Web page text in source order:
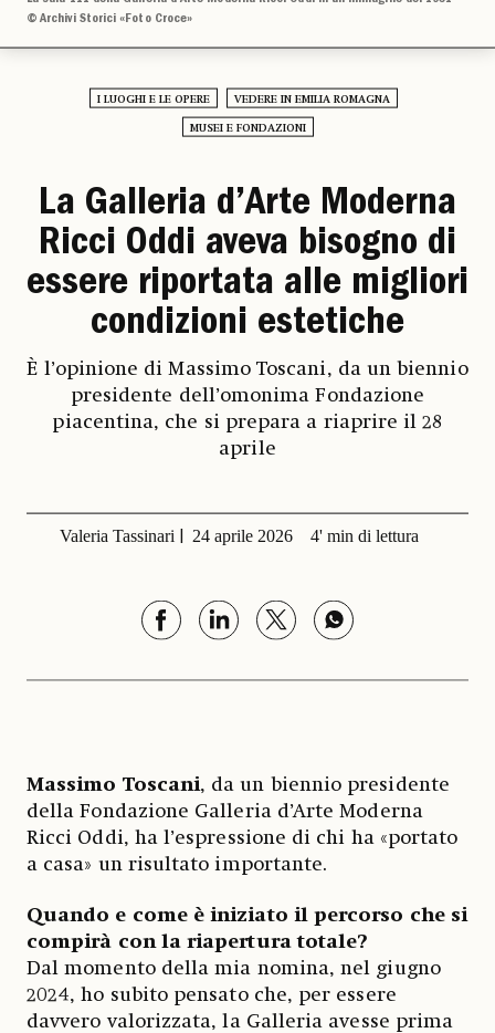
© Archivi Storici «Foto Croce»
I LUOGHI E LE OPERE VEDERE IN EMILIA ROMAGNA
MUSEI E FONDAZIONI
La Galleria d’Arte Moderna
Ricci Oddi aveva bisogno di
essere riportata alle migliori
condizioni estetiche
È l’opinione di Massimo Toscani, da un biennio
presidente dell’omonima Fondazione
piacentina, che si prepara a riaprire il 28
aprile
Valeria Tassinari 24 aprile 2026 4' min di lettura
Massimo Toscani, da un biennio presidente
della Fondazione Galleria d’Arte Moderna
Ricci Oddi, ha l’espressione di chi ha «portato
a casa» un risultato importante.
Quando e come è iniziato il percorso che si
compirà con la riapertura totale?
Dal momento della mia nomina, nel giugno
2024, ho subito pensato che, per essere
davvero valorizzata, la Galleria avesse prima